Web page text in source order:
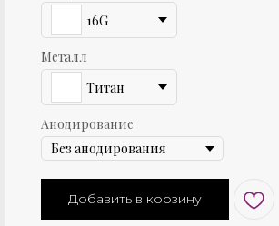
16G
Металл
Титан
Анодирование
Добавить в корзину